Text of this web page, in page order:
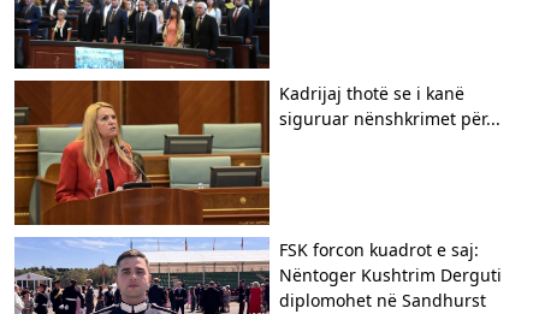
Kadrijaj thotë se i kanë
siguruar nënshkrimet për...
FSK forcon kuadrot e saj:
Nëntoger Kushtrim Derguti
diplomohet në Sandhurst